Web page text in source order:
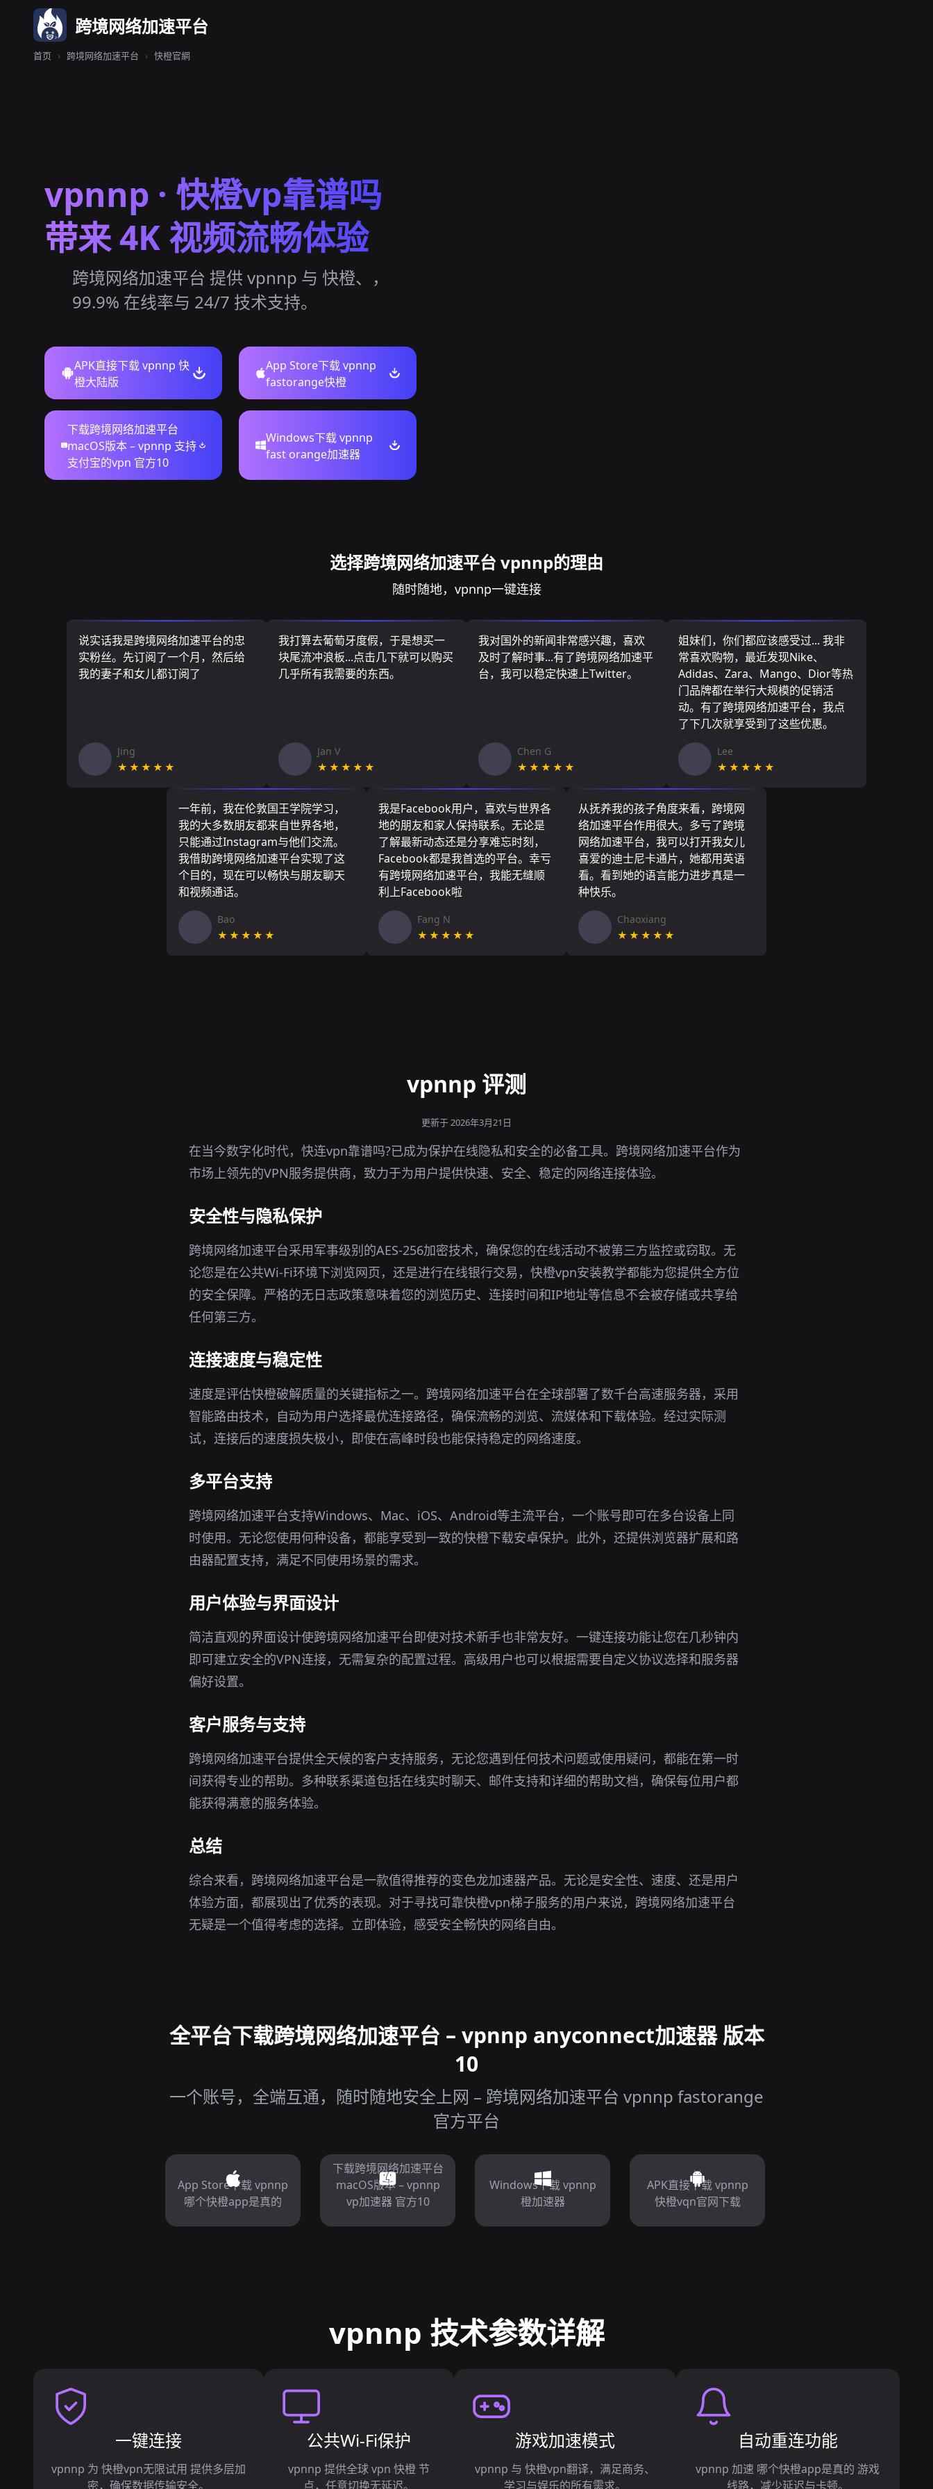
跨境网络加速平台
首页 › 跨境网络加速平台 › 快橙官網
vpnnp · 快橙vp靠谱吗
带来 4K 视频流畅体验
跨境网络加速平台 提供 vpnnp 与 快橙、，
99.9% 在线率与 24/7 技术支持。
APK直接下载 vpnnp 快
橙大陆版
App Store下载 vpnnp
fastorange快橙
下载跨境网络加速平台
macOS版本 – vpnnp 支持
支付宝的vpn 官方10
Windows下载 vpnnp
fast orange加速器
选择跨境网络加速平台 vpnnp的理由
随时随地，vpnnp一键连接
说实话我是跨境网络加速平台的忠
实粉丝。先订阅了一个月，然后给
我的妻子和女儿都订阅了
Jing
★★★★★
我打算去葡萄牙度假，于是想买一
块尾流冲浪板...点击几下就可以购买
几乎所有我需要的东西。
Jan V
★★★★★
我对国外的新闻非常感兴趣，喜欢
及时了解时事...有了跨境网络加速平
台，我可以稳定快速上Twitter。
Chen G
★★★★★
姐妹们，你们都应该感受过... 我非
常喜欢购物，最近发现Nike、
Adidas、Zara、Mango、Dior等热
门品牌都在举行大规模的促销活
动。有了跨境网络加速平台，我点
了下几次就享受到了这些优惠。
Lee
★★★★★
一年前，我在伦敦国王学院学习，
我的大多数朋友都来自世界各地，
只能通过Instagram与他们交流。
我借助跨境网络加速平台实现了这
个目的，现在可以畅快与朋友聊天
和视频通话。
Bao
★★★★★
我是Facebook用户，喜欢与世界各
地的朋友和家人保持联系。无论是
了解最新动态还是分享难忘时刻，
Facebook都是我首选的平台。幸亏
有跨境网络加速平台，我能无缝顺
利上Facebook啦
Fang N
★★★★★
从抚养我的孩子角度来看，跨境网
络加速平台作用很大。多亏了跨境
网络加速平台，我可以打开我女儿
喜爱的迪士尼卡通片，她都用英语
看。看到她的语言能力进步真是一
种快乐。
Chaoxiang
★★★★★
vpnnp 评测
更新于 2026年3月21日
在当今数字化时代，快连vpn靠谱吗?已成为保护在线隐私和安全的必备工具。跨境网络加速平台作为
市场上领先的VPN服务提供商，致力于为用户提供快速、安全、稳定的网络连接体验。
安全性与隐私保护
跨境网络加速平台采用军事级别的AES-256加密技术，确保您的在线活动不被第三方监控或窃取。无
论您是在公共Wi-Fi环境下浏览网页，还是进行在线银行交易，快橙vpn安装教学都能为您提供全方位
的安全保障。严格的无日志政策意味着您的浏览历史、连接时间和IP地址等信息不会被存储或共享给
任何第三方。
连接速度与稳定性
速度是评估快橙破解质量的关键指标之一。跨境网络加速平台在全球部署了数千台高速服务器，采用
智能路由技术，自动为用户选择最优连接路径，确保流畅的浏览、流媒体和下载体验。经过实际测
试，连接后的速度损失极小，即使在高峰时段也能保持稳定的网络速度。
多平台支持
跨境网络加速平台支持Windows、Mac、iOS、Android等主流平台，一个账号即可在多台设备上同
时使用。无论您使用何种设备，都能享受到一致的快橙下载安卓保护。此外，还提供浏览器扩展和路
由器配置支持，满足不同使用场景的需求。
用户体验与界面设计
简洁直观的界面设计使跨境网络加速平台即使对技术新手也非常友好。一键连接功能让您在几秒钟内
即可建立安全的VPN连接，无需复杂的配置过程。高级用户也可以根据需要自定义协议选择和服务器
偏好设置。
客户服务与支持
跨境网络加速平台提供全天候的客户支持服务，无论您遇到任何技术问题或使用疑问，都能在第一时
间获得专业的帮助。多种联系渠道包括在线实时聊天、邮件支持和详细的帮助文档，确保每位用户都
能获得满意的服务体验。
总结
综合来看，跨境网络加速平台是一款值得推荐的变色龙加速器产品。无论是安全性、速度、还是用户
体验方面，都展现出了优秀的表现。对于寻找可靠快橙vpn梯子服务的用户来说，跨境网络加速平台
无疑是一个值得考虑的选择。立即体验，感受安全畅快的网络自由。
全平台下载跨境网络加速平台 – vpnnp anyconnect加速器 版本
10
一个账号，全端互通，随时随地安全上网 – 跨境网络加速平台 vpnnp fastorange
官方平台
App Store下载 vpnnp
哪个快橙app是真的
下载跨境网络加速平台
macOS版本 – vpnnp
vp加速器 官方10
Windows下载 vpnnp
橙加速器
APK直接下载 vpnnp
快橙vqn官网下载
vpnnp 技术参数详解
一键连接
vpnnp 为 快橙vpn无限试用 提供多层加
密，确保数据传输安全。
公共Wi-Fi保护
vpnnp 提供全球 vpn 快橙 节
点，任意切换无延迟。
游戏加速模式
vpnnp 与 快橙vpn翻译，满足商务、
学习与娱乐的所有需求。
自动重连功能
vpnnp 加速 哪个快橙app是真的 游戏
线路，减少延迟与卡顿。